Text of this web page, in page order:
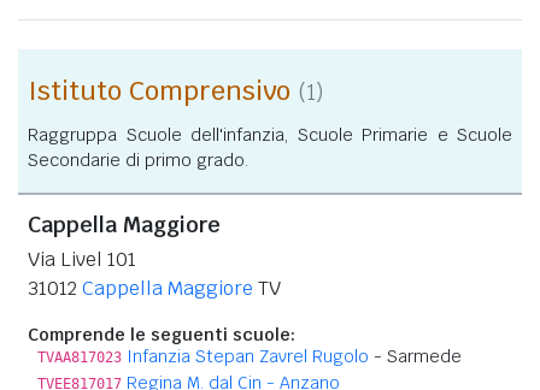
Istituto Comprensivo (1)
Raggruppa Scuole dell'infanzia, Scuole Primarie e Scuole
Secondarie di primo grado.
Cappella Maggiore
Via Livel 101
31012 Cappella Maggiore TV
Comprende le seguenti scuole:
TVAA817023 Infanzia Stepan Zavrel Rugolo - Sarmede
TVEE817017 Regina M. dal Cin - Anzano